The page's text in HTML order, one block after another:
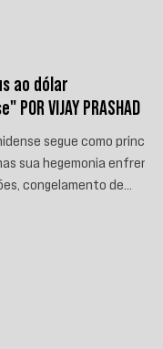
ao dólar
POR VIJAY PRASHAD
segue como principal
sua hegemonia enfrenta
congelamento de